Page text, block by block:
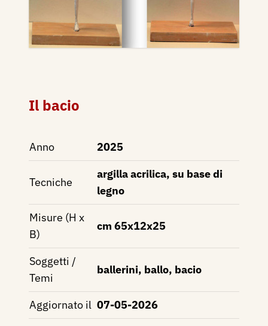
Il bacio
Anno 2025
Tecniche
argilla acrilica, su base di
legno
Misure (H x
B)
cm 65x12x25
Soggetti /
Temi
ballerini, ballo, bacio
Aggiornato il 07-05-2026